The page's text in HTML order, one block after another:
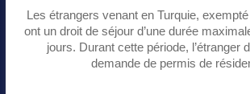
Les étrangers venant en Turquie,
ont un droit de séjour d’une durée
jours. Durant cette période, l’étranger
demande de permis de